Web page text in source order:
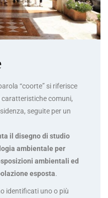
“coorte” si riferisce
caratteristiche comuni,
seguite per un
il disegno di studio
ambientale per
ambientali ed
esposta.
identificati uno o più